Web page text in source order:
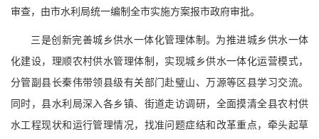
审查，由市水利局统一编制全市实施方案报市政府审批。
三是创新完善城乡供水一体化管理体制。为推进城乡供水一体
化建设，理顺农村供水管理体制，实现城乡供水一体化运营模式，
分管副县长秦伟带领县级有关部门赴璧山、万源等区县学习交流。
同时，县水利局深入各乡镇、街道走访调研，全面摸清全县农村供
水工程现状和运行管理情况，找准问题症结和改革重点，牵头起草